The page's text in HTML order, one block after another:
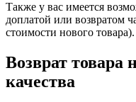
Также у вас имеется
доплатой или возвратом
стоимости нового товара).
Возврат товара
качества